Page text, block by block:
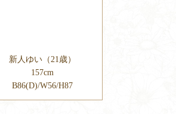
新人ゆい（21歳）
157cm
B86(D)/W56/H87